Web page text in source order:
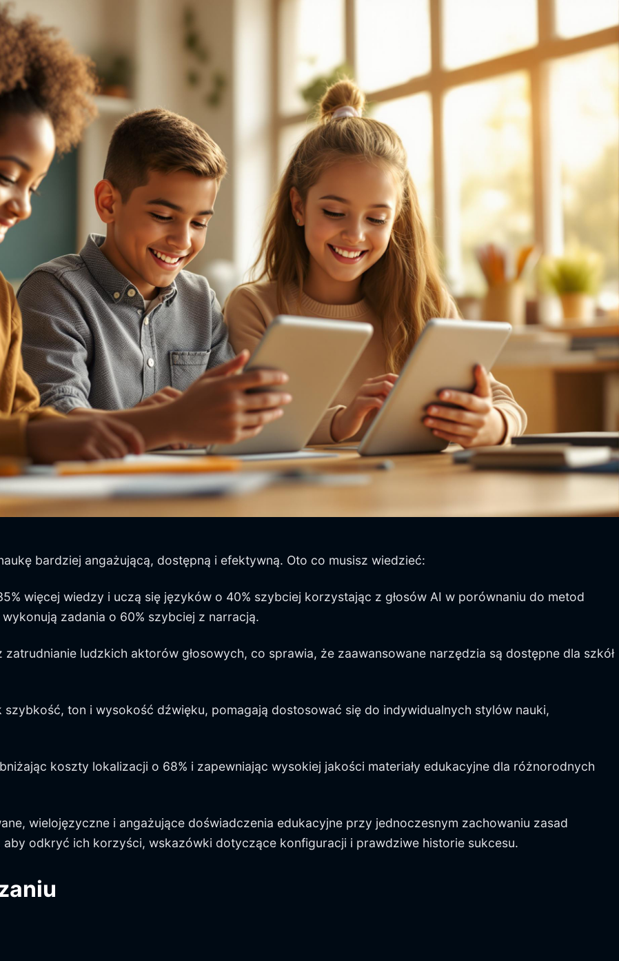
bardziej angażującą, dostępną i efektywną. Oto co musisz wiedzieć:
więcej wiedzy i uczą się języków o 40% szybciej korzystając z głosów AI w porównaniu do metod
zadania o 60% szybciej z narracją.
zatrudnianie ludzkich aktorów głosowych, co sprawia, że zaawansowane narzędzia są dostępne dla szkół
ton i wysokość dźwięku, pomagają dostosować się do indywidualnych stylów nauki,
koszty lokalizacji o 68% i zapewniając wysokiej jakości materiały edukacyjne dla różnorodnych
wielojęzyczne i angażujące doświadczenia edukacyjne przy jednoczesnym zachowaniu zasad
odkryć ich korzyści, wskazówki dotyczące konfiguracji i prawdziwe historie sukcesu.